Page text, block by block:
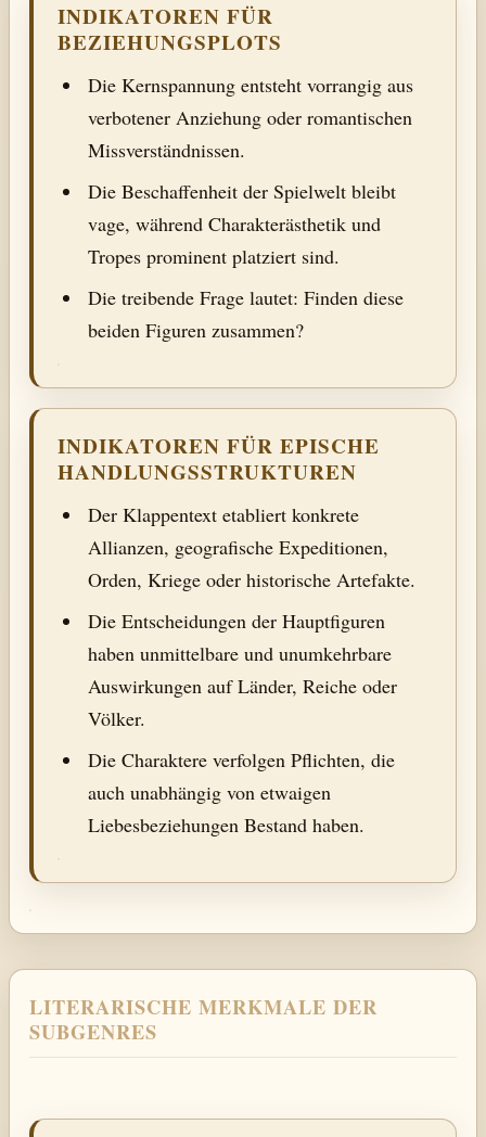
INDIKATOREN FÜR
BEZIEHUNGSPLOTS
Die Kernspannung entsteht vorrangig aus
verbotener Anziehung oder romantischen
Missverständnissen.
Die Beschaffenheit der Spielwelt bleibt
vage, während Charakterästhetik und
Tropes prominent platziert sind.
Die treibende Frage lautet: Finden diese
beiden Figuren zusammen?
INDIKATOREN FÜR EPISCHE
HANDLUNGSSTRUKTUREN
Der Klappentext etabliert konkrete
Allianzen, geografische Expeditionen,
Orden, Kriege oder historische Artefakte.
Die Entscheidungen der Hauptfiguren
haben unmittelbare und unumkehrbare
Auswirkungen auf Länder, Reiche oder
Völker.
Die Charaktere verfolgen Pflichten, die
auch unabhängig von etwaigen
Liebesbeziehungen Bestand haben.
LITERARISCHE MERKMALE DER
SUBGENRES